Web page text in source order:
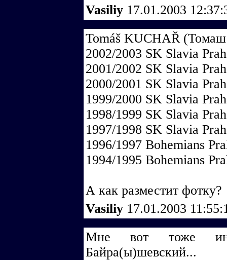
Vasiliy 17.01.2003
Tomáš KUCHAŘ
2002/2003 SK Slavia
2001/2002 SK Slavia
2000/2001 SK Slavia
1999/2000 SK Slavia
1998/1999 SK Slavia
1997/1998 SK Slavia
1996/1997 Bohemians
1994/1995 Bohemians
А как разместит фотку?
Vasiliy 17.01.2003
Мне вот тоже
Байра(ы)шевский...